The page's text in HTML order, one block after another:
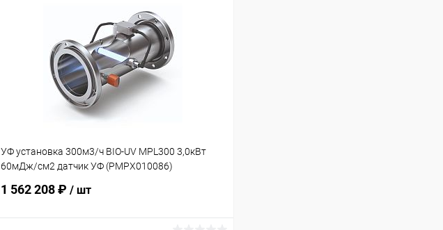
УФ установка 300м3/ч BIO-UV MPL300 3,0кВт
60мДж/см2 датчик УФ (PMPX010086)
1 562 208 ₽ / шт